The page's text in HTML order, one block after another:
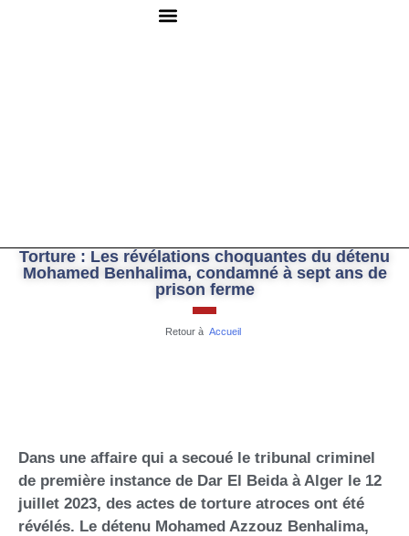
Torture : Les révélations choquantes du détenu
Mohamed Benhalima, condamné à sept ans de
prison ferme
Retour à Accueil
Dans une affaire qui a secoué le tribunal criminel
de première instance de Dar El Beida à Alger le 12
juillet 2023, des actes de torture atroces ont été
révélés. Le détenu Mohamed Azzouz Benhalima,